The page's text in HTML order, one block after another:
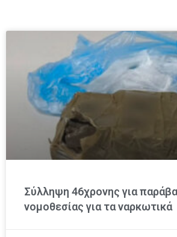
Σύλληψη 46χρονης για
νομοθεσίας για τα ναρκωτικά